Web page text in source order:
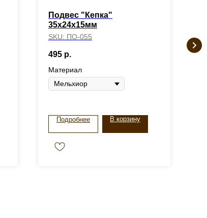
Подвес "Кепка"
35х24х15мм
SKU: ПО-055
495 р.
Материал
Подробнее В корзину